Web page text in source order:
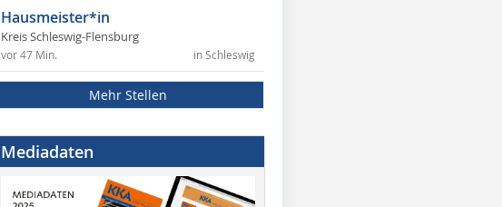
Hausmeister*in
Kreis Schleswig-Flensburg
in Schleswig
vor 47 Min.
Mehr Stellen
Mediadaten